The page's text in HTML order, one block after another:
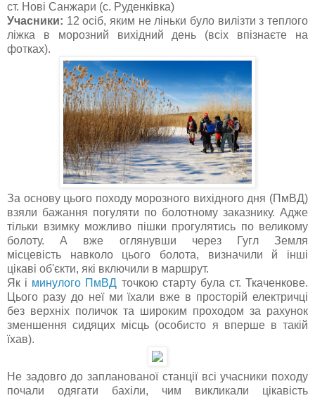
ст. Нові Санжари (с. Руденківка)
Учасники: 12 осіб, яким не ліньки було вилізти з теплого
ліжка в морозний вихідний день (всіх впізнаєте на
фотках).
За основу цього походу морозного вихідного дня (ПмВД)
взяли бажання погуляти по болотному заказнику. Адже
тільки взимку можливо пішки прогулятись по великому
болоту. А вже оглянувши через Гугл Земля
місцевість навколо цього болота, визначили й інші
цікаві об'єкти, які включили в маршрут.
Як і минулого ПмВД точкою старту була ст. Ткаченкове.
Цього разу до неї ми їхали вже в просторій електричці
без верхніх поличок та широким проходом за рахунок
зменшення сидяцих місць (особисто я вперше в такій
їхав).
Не задовго до запланованої станції всі учасники походу
почали одягати бахіли, чим викликали цікавість